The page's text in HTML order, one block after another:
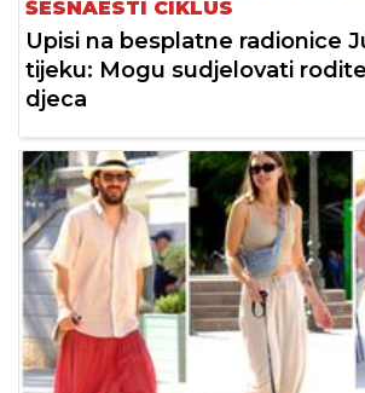
ŠESNAESTI CIKLUS
Upisi na besplatne radionice
tijeku: Mogu sudjelovati
djeca